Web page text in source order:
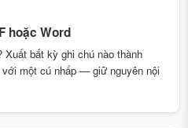
hoặc Word
bất kỳ ghi chú nào thành
một cú nhấp — giữ nguyên nội